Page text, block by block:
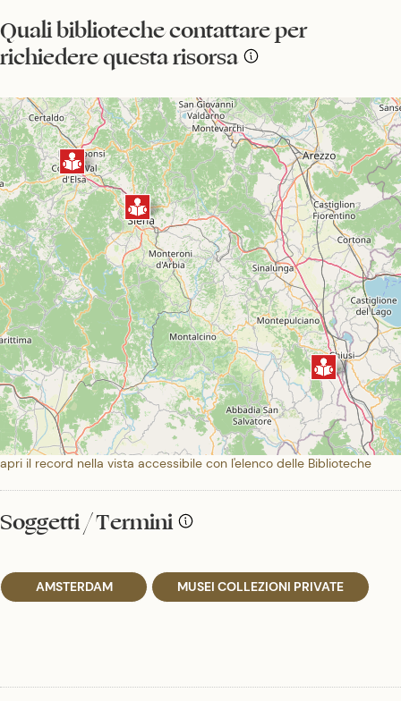
Quali biblioteche contattare per
richiedere questa risorsa
apri il record nella vista accessibile con l'elenco delle Biblioteche
Soggetti / Termini
AMSTERDAM MUSEI COLLEZIONI PRIVATE